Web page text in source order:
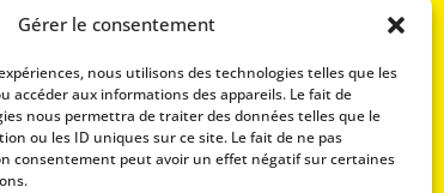
Gérer le consentement
nous utilisons des technologies telles que les
accéder aux informations des appareils. Le fait de
nous permettra de traiter des données telles que le
ou les ID uniques sur ce site. Le fait de ne pas
consentement peut avoir un effet négatif sur certaines
confidentialité